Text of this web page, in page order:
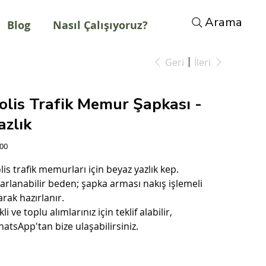
Blog Nasıl Çalışıyoruz? Arama
Geri İleri
Trafik Memur Şapkası -
trafik memurları için beyaz yazlık kep.
beden; şapka arması nakış işlemeli
hazırlanır.
ve toplu alımlarınız için teklif alabilir,
bize ulaşabilirsiniz.